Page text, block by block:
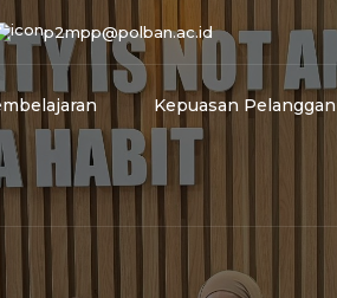
p2mpp@polban.ac.id
Kepuasan Pelanggan